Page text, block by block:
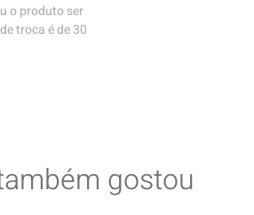
o produto ser
troca é de 30
gostou